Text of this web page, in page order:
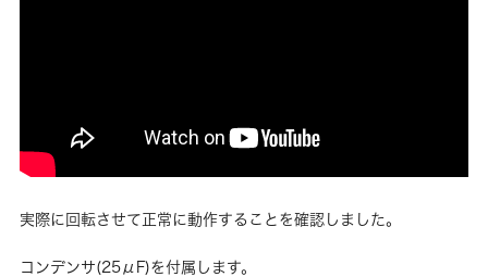
実際に回転させて正常に動作することを確認しました。
コンデンサ(25μF)を付属します。